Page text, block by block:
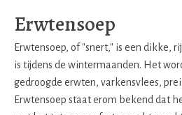
Erwtensoep
Erwtensoep, of "snert," is een dikke,
is tijdens de wintermaanden. Het
gedroogde erwten, varkensvlees,
Erwtensoep staat erom bekend dat